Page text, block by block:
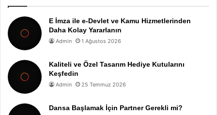
E İmza ile e-Devlet ve Kamu Hizmetlerinden
Daha Kolay Yararlanın
Admin 1 Ağustos 2026
Kaliteli ve Özel Tasarım Hediye Kutularını
Keşfedin
Admin 25 Temmuz 2026
Dansa Başlamak İçin Partner Gerekli mi?